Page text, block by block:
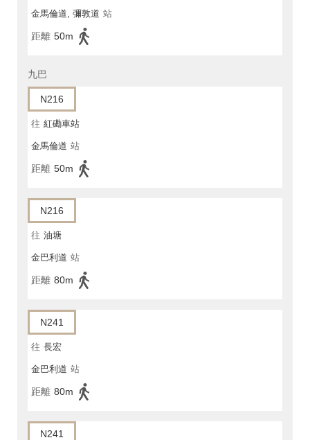
金馬倫道, 彌敦道 站
距離 50m
九巴
N216
往 紅磡車站
金馬倫道 站
距離 50m
N216
往 油塘
金巴利道 站
距離 80m
N241
往 長宏
金巴利道 站
距離 80m
N241